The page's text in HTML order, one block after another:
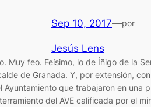
Sep 10, 2017—por
Jesús Lens
Muy feo. Feísimo, lo de Íñigo de la
de Granada. Y, por extensión,
Ayuntamiento que trabajaron en una
del AVE calificada por el